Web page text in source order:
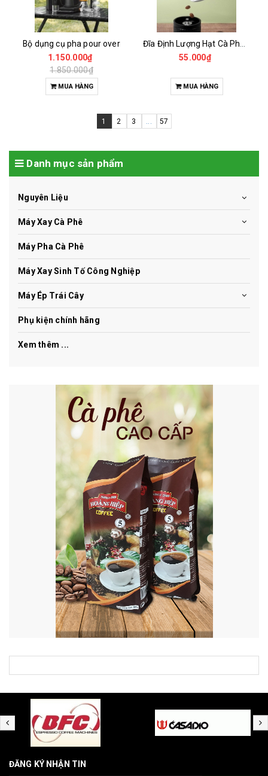
Bộ dụng cụ pha pour over
1.150.000₫
1.850.000₫
MUA HÀNG
55.000₫
MUA HÀNG
1 2 3 ... 57
Danh mục sản phẩm
Nguyên Liệu
Máy Xay Cà Phê
Máy Pha Cà Phê
Máy Xay Sinh Tố Công Nghiệp
Máy Ép Trái Cây
Phụ kiện chính hãng
Xem thêm ...
ĐĂNG KÝ NHẬN TIN